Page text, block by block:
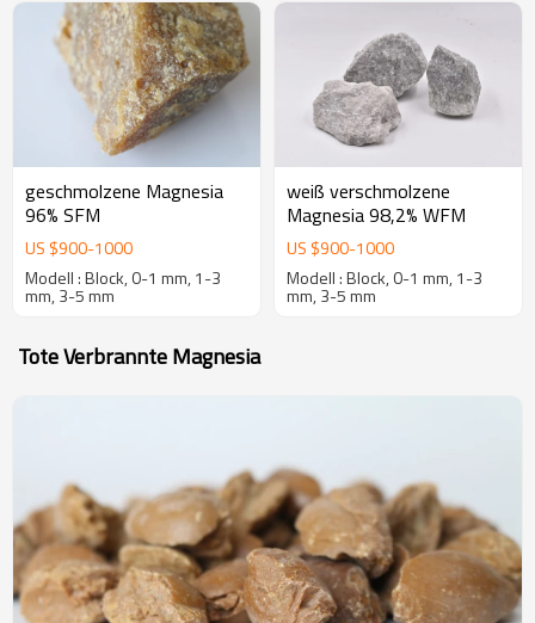
geschmolzene Magnesia
96% SFM
US $900-1000
Modell : Block, 0-1 mm, 1-3
mm, 3-5 mm
weiß verschmolzene
Magnesia 98,2% WFM
US $900-1000
Modell : Block, 0-1 mm, 1-3
mm, 3-5 mm
Tote Verbrannte Magnesia